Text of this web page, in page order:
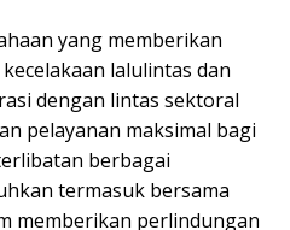
yang memberikan
lalulintas dan
dengan lintas sektoral
pelayanan maksimal bagi
berbagai
termasuk bersama
memberikan perlindungan